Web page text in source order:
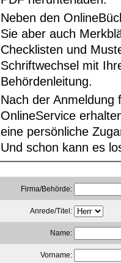
Neben den
Sie aber auch
Checklisten und
Schriftwechsel mit
Behördenleitung.
Nach der Anmeldung
OnlineService
eine persönliche
Und schon kann es
Firma/Behörde:
Anrede/Titel:
Name:
Vorname: